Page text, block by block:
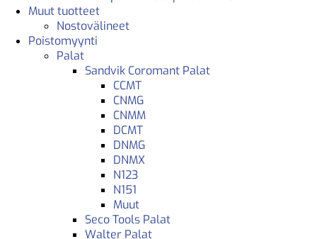
Muut tuotteet
Nostovälineet
Poistomyynti
Palat
Sandvik Coromant Palat
CCMT
CNMG
CNMM
DCMT
DNMG
DNMX
N123
N151
Muut
Seco Tools Palat
Walter Palat